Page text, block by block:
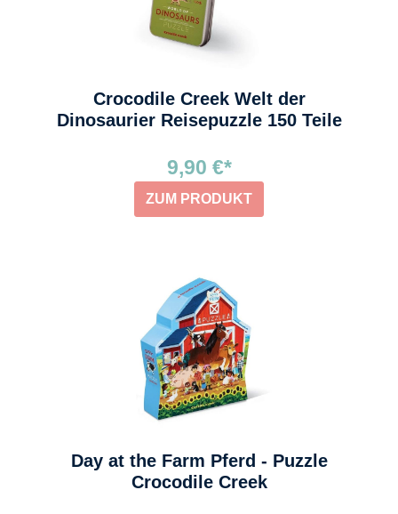
Crocodile Creek Welt der
Dinosaurier Reisepuzzle 150 Teile
9,90 €*
ZUM PRODUKT
Day at the Farm Pferd - Puzzle
Crocodile Creek